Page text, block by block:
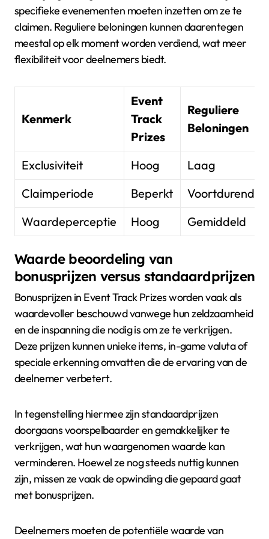
specifieke evenementen moeten inzetten om ze te
claimen. Reguliere beloningen kunnen daarentegen
meestal op elk moment worden verdiend, wat meer
flexibiliteit voor deelnemers biedt.
Kenmerk
Event
Track
Prizes
Reguliere
Beloningen
Exclusiviteit Hoog
Laag
Claimperiode
Beperkt
Voortdurend
Waardeperceptie
Hoog Gemiddeld
Waarde beoordeling van
bonusprijzen versus standaardprijzen
Bonusprijzen in Event Track Prizes worden vaak als
waardevoller beschouwd vanwege hun zeldzaamheid
en de inspanning die nodig is om ze te verkrijgen.
Deze prijzen kunnen unieke items, in-game valuta of
speciale erkenning omvatten die de ervaring van de
deelnemer verbetert.
In tegenstelling hiermee zijn standaardprijzen
doorgaans voorspelbaarder en gemakkelijker te
verkrijgen, wat hun waargenomen waarde kan
verminderen. Hoewel ze nog steeds nuttig kunnen
zijn, missen ze vaak de opwinding die gepaard gaat
met bonusprijzen.
Deelnemers moeten de potentiële waarde van